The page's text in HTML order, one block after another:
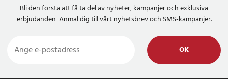
Bli den första att få ta del av nyheter, kampanjer och exklusiva
erbjudanden Anmäl dig till vårt nyhetsbrev och SMS-kampanjer.
OK